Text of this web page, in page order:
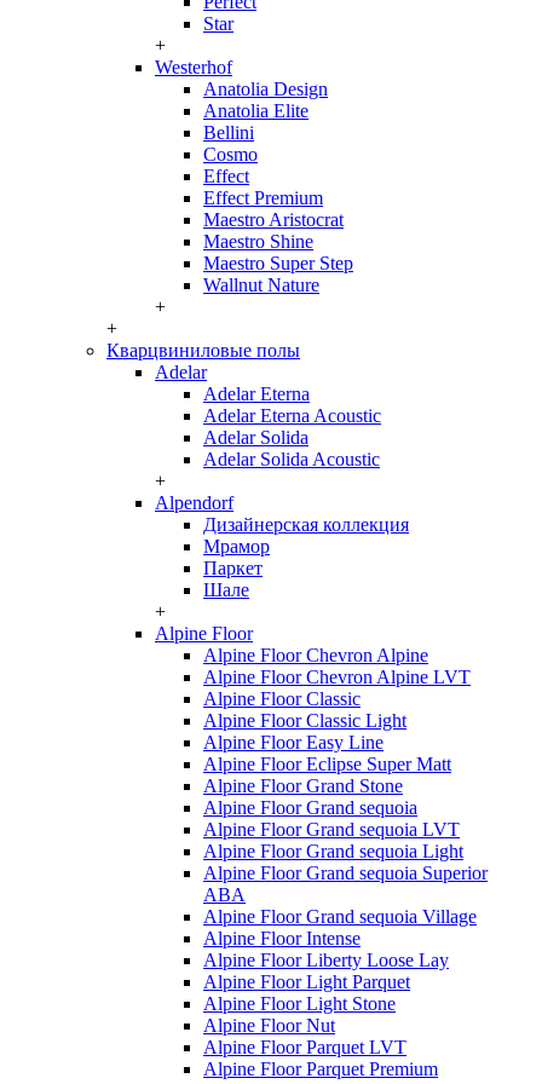
Star
+
Westerhof
Anatolia Design
Anatolia Elite
Bellini
Cosmo
Effect
Effect Premium
Maestro Aristocrat
Maestro Shine
Maestro Super Step
Wallnut Nature
+
+
Кварцвиниловые полы
Adelar
Adelar Eterna
Adelar Eterna Acoustic
Adelar Solida
Adelar Solida Acoustic
+
Alpendorf
Дизайнерская коллекция
Мрамор
Паркет
Шале
+
Alpine Floor
Alpine Floor Chevron Alpine
Alpine Floor Chevron Alpine LVT
Alpine Floor Classic
Alpine Floor Classic Light
Alpine Floor Easy Line
Alpine Floor Eclipse Super Matt
Alpine Floor Grand Stone
Alpine Floor Grand sequoia
Alpine Floor Grand sequoia LVT
Alpine Floor Grand sequoia Light
Alpine Floor Grand sequoia Superior
ABA
Alpine Floor Grand sequoia Village
Alpine Floor Intense
Alpine Floor Liberty Loose Lay
Alpine Floor Light Parquet
Alpine Floor Light Stone
Alpine Floor Nut
Alpine Floor Parquet LVT
Alpine Floor Parquet Premium